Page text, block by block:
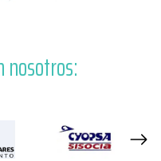
nosotros: